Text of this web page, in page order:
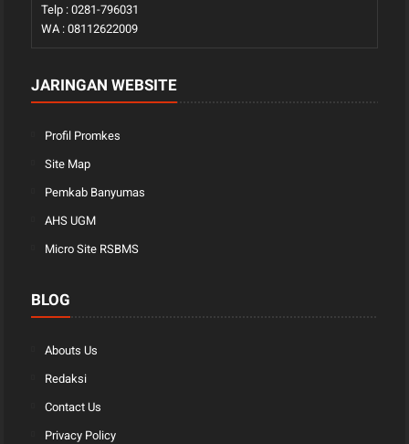
Telp : 0281-796031
WA : 08112622009
JARINGAN WEBSITE
Profil Promkes
Site Map
Pemkab Banyumas
AHS UGM
Micro Site RSBMS
BLOG
Abouts Us
Redaksi
Contact Us
Privacy Policy